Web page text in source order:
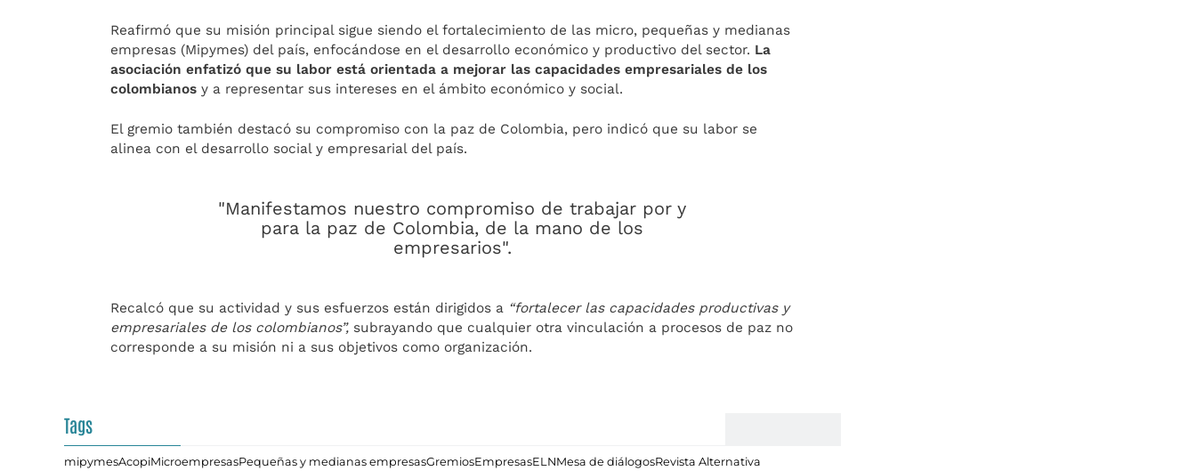
Reafirmó que su misión principal sigue siendo el fortalecimiento de las micro, pequeñas y medianas
empresas (Mipymes) del país, enfocándose en el desarrollo económico y productivo del sector. La
asociación enfatizó que su labor está orientada a mejorar las capacidades empresariales de los
colombianos y a representar sus intereses en el ámbito económico y social.
El gremio también destacó su compromiso con la paz de Colombia, pero indicó que su labor se
alinea con el desarrollo social y empresarial del país.
"Manifestamos nuestro compromiso de trabajar por y
para la paz de Colombia, de la mano de los
empresarios".
Recalcó que su actividad y sus esfuerzos están dirigidos a “fortalecer las capacidades productivas y
empresariales de los colombianos”, subrayando que cualquier otra vinculación a procesos de paz no
corresponde a su misión ni a sus objetivos como organización.
Tags
mipymesAcopiMicroempresasPequeñas y medianas empresasGremiosEmpresasELNMesa de diálogosRevista Alternativa